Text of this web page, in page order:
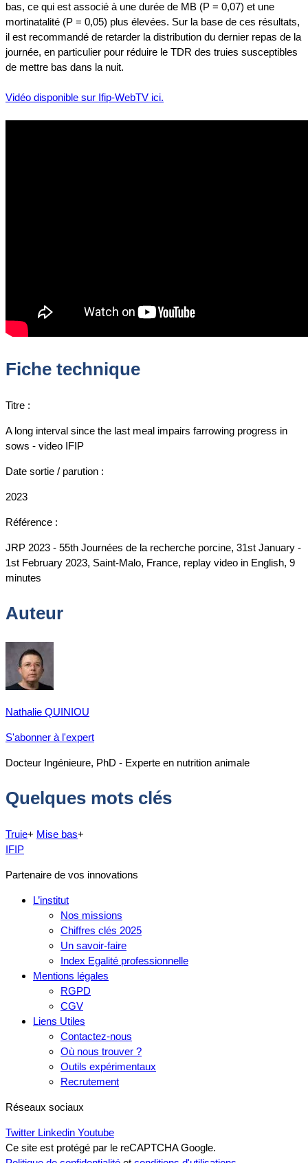
bas, ce qui est associé à une durée de MB (P = 0,07) et une
mortinatalité (P = 0,05) plus élevées. Sur la base de ces résultats,
il est recommandé de retarder la distribution du dernier repas de la
journée, en particulier pour réduire le TDR des truies susceptibles
de mettre bas dans la nuit.
Vidéo disponible sur Ifip-WebTV ici.
Fiche technique
Titre :
A long interval since the last meal impairs farrowing progress in
sows - video IFIP
Date sortie / parution :
2023
Référence :
JRP 2023 - 55th Journées de la recherche porcine, 31st January -
1st February 2023, Saint-Malo, France, replay video in English, 9
minutes
Auteur
Nathalie QUINIOU
S'abonner à l'expert
Docteur Ingénieure, PhD - Experte en nutrition animale
Quelques mots clés
Truie+ Mise bas+
IFIP
Partenaire de vos innovations
L’institut
Nos missions
Chiffres clés 2025
Un savoir-faire
Index Egalité professionnelle
Mentions légales
RGPD
CGV
Liens Utiles
Contactez-nous
Où nous trouver ?
Outils expérimentaux
Recrutement
Réseaux sociaux
Twitter Linkedin Youtube
Ce site est protégé par le reCAPTCHA Google.